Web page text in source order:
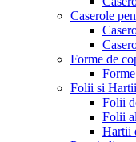
Caserole
Forme de
Folii si
Folii
Folii
Hartii